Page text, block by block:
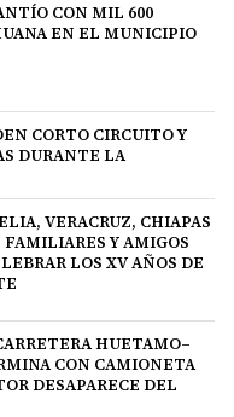
CON MIL 600
EN EL MUNICIPIO
CORTO CIRCUITO Y
DURANTE LA
VERACRUZ, CHIAPAS
FAMILIARES Y AMIGOS
LOS XV AÑOS DE
HUETAMO–
CON CAMIONETA
DESAPARECE DEL